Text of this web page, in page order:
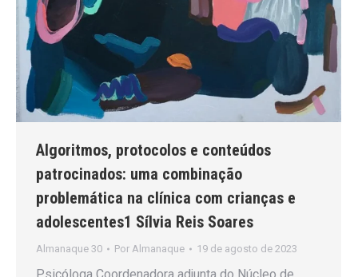
Algoritmos, protocolos e conteúdos
patrocinados: uma combinação
problemática na clínica com crianças e
adolescentes1 Sílvia Reis Soares
Almanaque 30 Por Almanaque 19 de agosto de 2023
Psicóloga Coordenadora adjunta do Núcleo de